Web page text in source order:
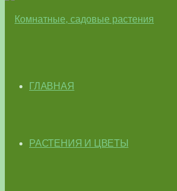
ГЛАВНАЯ
РАСТЕНИЯ И ЦВЕТЫ